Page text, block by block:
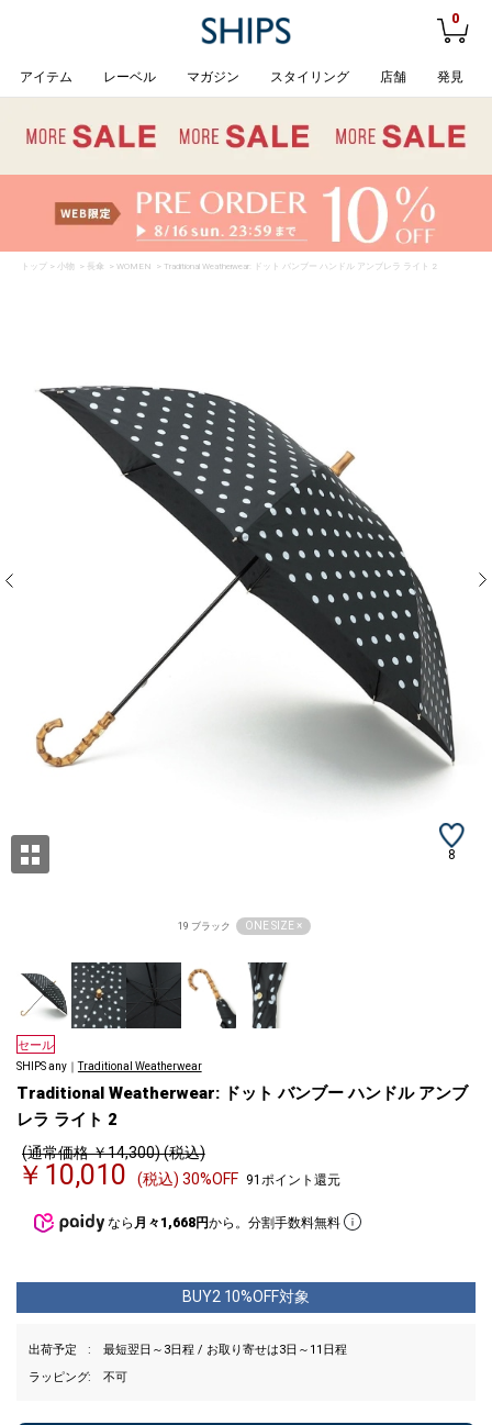
0
アイテム レーベル マガジン スタイリング 店舗 発見
トップ > 小物 > 長傘 > WOMEN > Traditional Weatherwear: ドット バンブー ハンドル アンブレラ ライト 2
8
19 ブラック ONE SIZE ×
セール
SHIPS any｜Traditional Weatherwear
Traditional Weatherwear: ドット バンブー ハンドル アンブ
レラ ライト 2
(通常価格 ￥14,300) (税込)
￥10,010 (税込) 30%OFF 91ポイント還元
なら 月々1,668円から。分割手数料無料
BUY2 10%OFF対象
出荷予定
最短翌日～3日程 / お取り寄せは3日～11日程
ラッピング
不可